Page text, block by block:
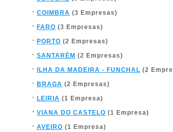
COIMBRA (3 Empresas)
FARO (3 Empresas)
PORTO (2 Empresas)
SANTARÉM (2 Empresas)
ILHA DA MADEIRA - FUNCHAL (2
BRAGA (2 Empresas)
LEIRIA (1 Empresa)
VIANA DO CASTELO (1 Empresa)
AVEIRO (1 Empresa)